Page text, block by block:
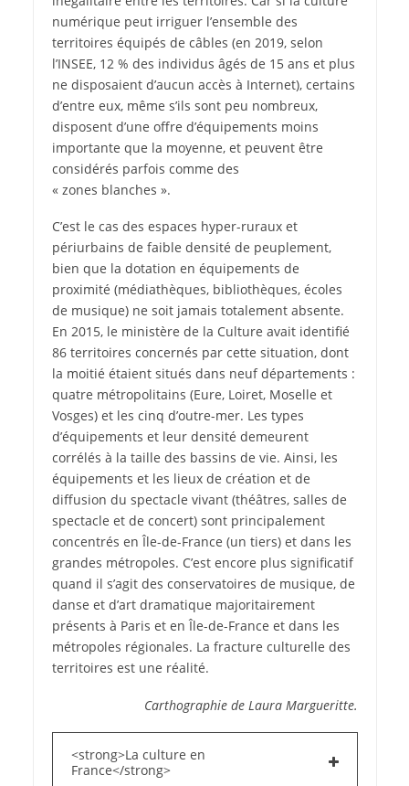
numérique peut irriguer l’ensemble des
territoires équipés de câbles (en 2019, selon
l’INSEE, 12 % des individus âgés de 15 ans et plus
ne disposaient d’aucun accès à Internet), certains
d’entre eux, même s’ils sont peu nombreux,
disposent d’une offre d’équipements moins
importante que la moyenne, et peuvent être
considérés parfois comme des
« zones blanches ».
C’est le cas des espaces hyper-ruraux et
périurbains de faible densité de peuplement,
bien que la dotation en équipements de
proximité (médiathèques, bibliothèques, écoles
de musique) ne soit jamais totalement absente.
En 2015, le ministère de la Culture avait identifié
86 territoires concernés par cette situation, dont
la moitié étaient situés dans neuf départements :
quatre métropolitains (Eure, Loiret, Moselle et
Vosges) et les cinq d’outre-mer. Les types
d’équipements et leur densité demeurent
corrélés à la taille des bassins de vie. Ainsi, les
équipements et les lieux de création et de
diffusion du spectacle vivant (théâtres, salles de
spectacle et de concert) sont principalement
concentrés en Île-de-France (un tiers) et dans les
grandes métropoles. C’est encore plus significatif
quand il s’agit des conservatoires de musique, de
danse et d’art dramatique majoritairement
présents à Paris et en Île-de-France et dans les
métropoles régionales. La fracture culturelle des
territoires est une réalité.
Carthographie de Laura Margueritte.
<strong>La culture en
France</strong>